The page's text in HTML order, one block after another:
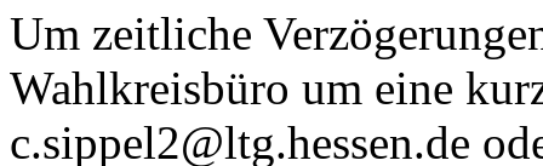
Um zeitliche
Wahlkreisbüro um eine
c.sippel2@ltg.hessen.de